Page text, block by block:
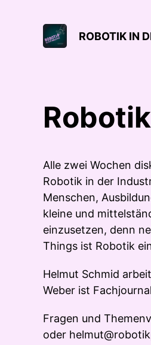
ROBOTIK IN
Alle zwei Wochen
Robotik in der
Menschen,
kleine und
einzusetzen, denn
Things ist Robotik
Helmut Schmid
Weber ist
Fragen und
oder